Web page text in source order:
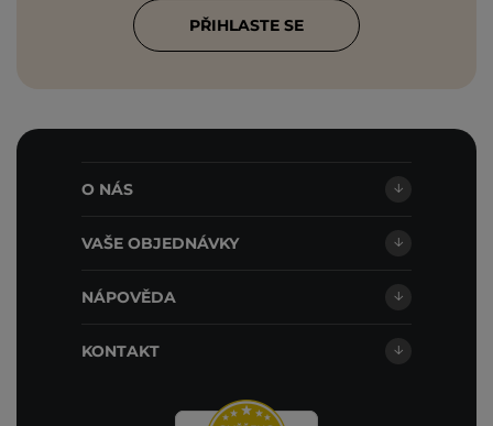
PŘIHLASTE SE
O NÁS
VAŠE OBJEDNÁVKY
NÁPOVĚDA
KONTAKT